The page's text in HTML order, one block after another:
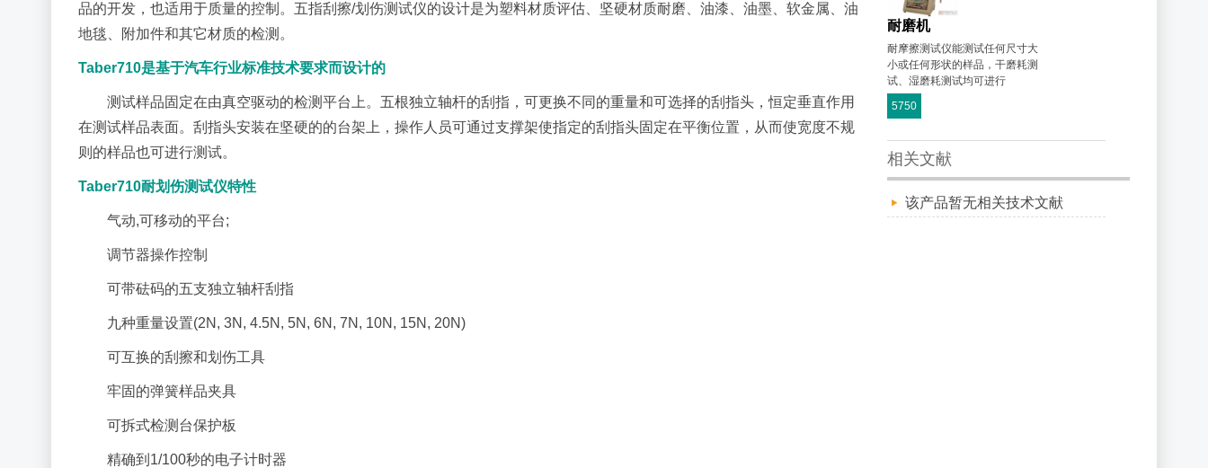
品的开发，也适用于质量的控制。五指刮擦/划伤测试仪的设计是为塑料材质评估、坚硬材质耐磨、油漆、油墨、软金属、油
地毯、附加件和其它材质的检测。
Taber710是基于汽车行业标准技术要求而设计的
测试样品固定在由真空驱动的检测平台上。五根独立轴杆的刮指，可更换不同的重量和可选择的刮指头，恒定垂直作用
在测试样品表面。刮指头安装在坚硬的的台架上，操作人员可通过支撑架使指定的刮指头固定在平衡位置，从而使宽度不规
则的样品也可进行测试。
Taber710耐划伤测试仪特性
气动,可移动的平台;
调节器操作控制
可带砝码的五支独立轴杆刮指
九种重量设置(2N, 3N, 4.5N, 5N, 6N, 7N, 10N, 15N, 20N)
可互换的刮擦和划伤工具
牢固的弹簧样品夹具
可拆式检测台保护板
精确到1/100秒的电子计时器
耐磨机
耐摩擦测试仪能测试任何尺寸大
小或任何形状的样品，干磨耗测
试、湿磨耗测试均可进行
5750
相关文献
该产品暂无相关技术文献